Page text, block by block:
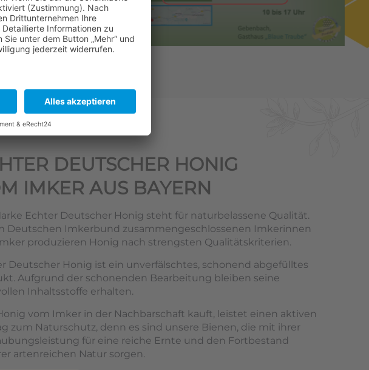
DEUTSCHER HONIG
IMKER AUS BAYERN
Echter Deutscher Honig steht für naturbelassene Qualität.
Deutschen Imkerbund zusammengeschlossenen Imkerinnen
produzieren Honig nach strengsten Qualitätskriterien.
Deutscher Honig ist ein unverfälschtes, schonend abgefülltes
Aufgrund der schonenden Bearbeitung bleiben seine
Inhaltsstoffe erhalten.
vom Imker in der Nachbarschaft kauft, leistet einen aktiven
zum Naturschutz, denn es sind unsere Bienen, die mit ihrer
für eine reiche Ernte und den Fortbestand
artenreichen Natur sorgen.